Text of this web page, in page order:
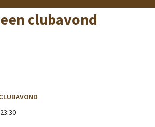
clubavond